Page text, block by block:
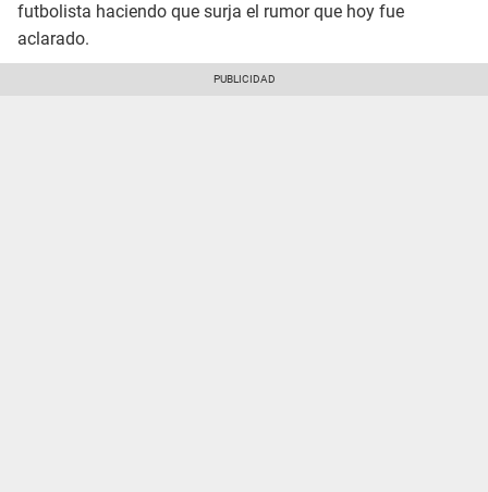
futbolista haciendo que surja el rumor que hoy fue
aclarado.